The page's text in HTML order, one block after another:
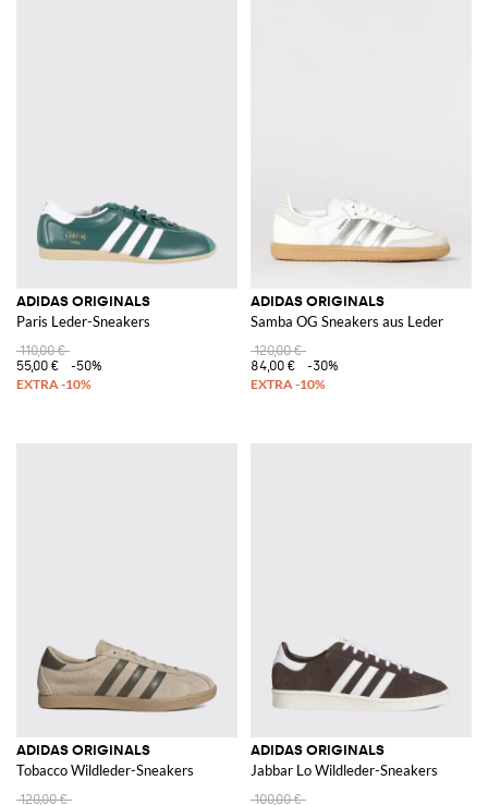
ADIDAS ORIGINALS
Paris Leder-Sneakers
110,00 €
55,00 €
-50%
ADIDAS ORIGINALS
Samba OG Sneakers aus Leder
120,00 €
84,00 €
-30%
ADIDAS ORIGINALS
Tobacco Wildleder-Sneakers
120,00 €
ADIDAS ORIGINALS
Jabbar Lo Wildleder-Sneakers
100,00 €